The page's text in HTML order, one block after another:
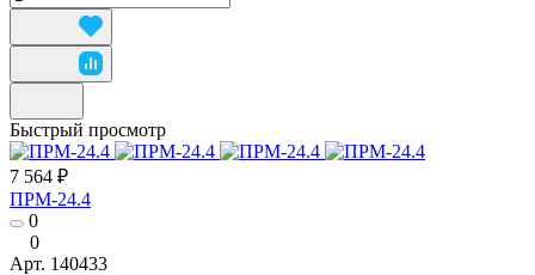
Быстрый просмотр
7 564 ₽
ПРМ-24.4
0
0
Арт. 140433